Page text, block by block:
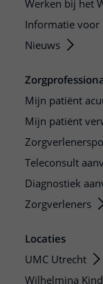
Werken bij het
Informatie voor
Nieuws
Mijn patiënt
Mijn patiënt
Teleconsult
Diagnostiek
Zorgverleners
Locaties
UMC Utrecht
Wilhelmina